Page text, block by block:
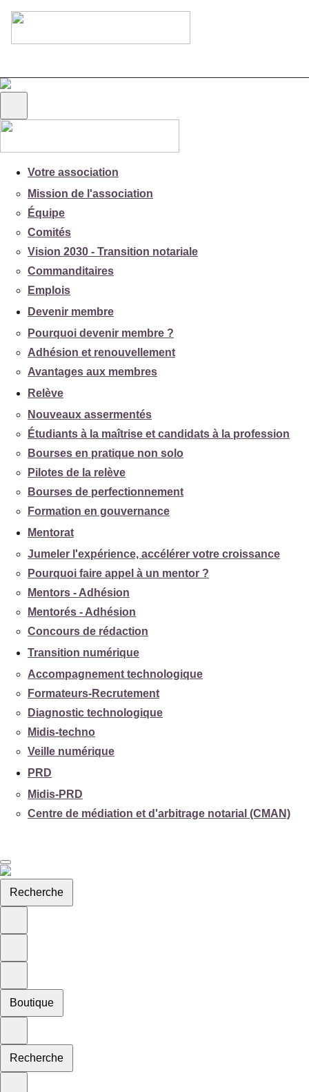
Votre association
Mission de l'association
Équipe
Comités
Vision 2030 - Transition notariale
Commanditaires
Emplois
Devenir membre
Pourquoi devenir membre ?
Adhésion et renouvellement
Avantages aux membres
Relève
Nouveaux assermentés
Étudiants à la maîtrise et candidats à la profession
Bourses en pratique non solo
Pilotes de la relève
Bourses de perfectionnement
Formation en gouvernance
Mentorat
Jumeler l'expérience, accélérer votre croissance
Pourquoi faire appel à un mentor ?
Mentors - Adhésion
Mentorés - Adhésion
Concours de rédaction
Transition numérique
Accompagnement technologique
Formateurs-Recrutement
Diagnostic technologique
Midis-techno
Veille numérique
PRD
Midis-PRD
Centre de médiation et d'arbitrage notarial (CMAN)
Recherche
Boutique
Recherche